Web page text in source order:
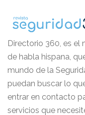
Directorio 360, es
de habla hispana,
mundo de la
puedan buscar lo
entrar en contacto
servicios que